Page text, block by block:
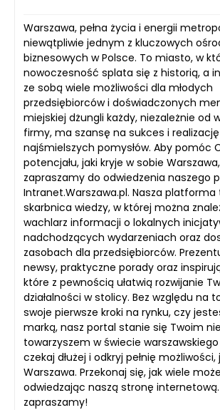
Warszawa, pełna życia i energii
niewątpliwie jednym z kluczowych
biznesowych w Polsce. To miasto, w
nowoczesność splata się z historią, a
ze sobą wiele możliwości dla młodych
przedsiębiorców i doświadczonych
miejskiej dżungli każdy, niezależnie od
firmy, ma szansę na sukces i
najśmielszych pomysłów. Aby pomóc
potencjału, jaki kryje w sobie
zapraszamy do odwiedzenia naszego
Intranet.Warszawa.pl. Nasza platforma
skarbnica wiedzy, w której można
wachlarz informacji o lokalnych
nadchodzących wydarzeniach oraz
zasobach dla przedsiębiorców.
newsy, praktyczne porady oraz
które z pewnością ułatwią rozwijanie
działalności w stolicy. Bez względu na
swoje pierwsze kroki na rynku, czy
marką, nasz portal stanie się Twoim
towarzyszem w świecie warszawskiego
czekaj dłużej i odkryj pełnię
Warszawa. Przekonaj się, jak wiele
odwiedzając naszą stronę
zapraszamy!